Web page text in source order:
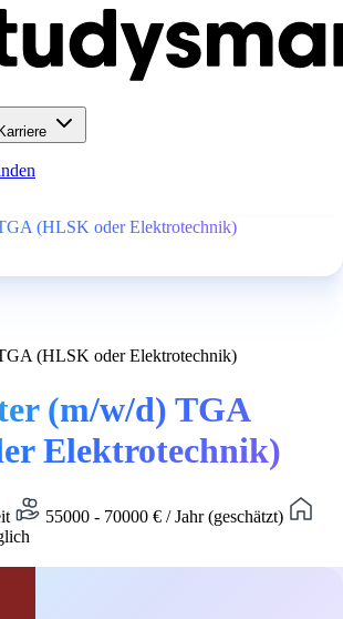
(HLSK oder Elektrotechnik)
(HLSK oder Elektrotechnik)
(m/w/d) TGA
Elektrotechnik)
55000 - 70000 € / Jahr (geschätzt)